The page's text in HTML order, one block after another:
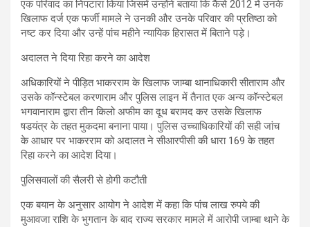
एक परिवाद का निपटारा किया जिसमें उन्होंने बताया कि कैसे 2012 में उनके
खिलाफ दर्ज एक फर्जी मामले ने उनकी और उनके परिवार की प्रतिष्ठा को
नष्ट कर दिया और उन्हें पांच महीने न्यायिक हिरासत में बिताने पड़े।
अदालत ने दिया रिहा करने का आदेश
अधिकारियों ने पीड़ित भाकरराम के खिलाफ जाम्बा थानाधिकारी सीताराम और
उसके कॉन्स्टेबल करणाराम और पुलिस लाइन में तैनात एक अन्य कॉन्स्टेबल
भगवानाराम द्वारा तीन किलो अफीम का दूध बरामद कर उसके खिलाफ
षडयंत्र के तहत मुकदमा बनाना पाया। पुलिस उच्चाधिकारियों की सही जांच
के आधार पर भाकरराम को अदालत ने सीआरपीसी की धारा 169 के तहत
रिहा करने का आदेश दिया।
पुलिसवालों की सैलरी से होगी कटौती
एक बयान के अनुसार आयोग ने आदेश में कहा कि पांच लाख रुपये की
मुआवजा राशि के भुगतान के बाद राज्य सरकार मामले में आरोपी जाम्बा थाने के